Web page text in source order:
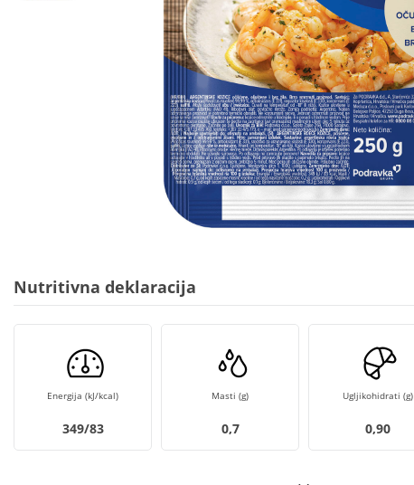
Nutritivna deklaracija
Energija (kJ/kcal)
349/83
Masti (g)
0,7
Ugljikohidrati (g)
0,90